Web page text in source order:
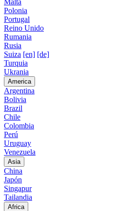
Malta
Polonia
Portugal
Reino Unido
Rumania
Rusia
Suiza [en] [de]
Turquia
Ukrania
America
Argentina
Bolivia
Brazil
Chile
Colombia
Perú
Uruguay
Venezuela
Asia
China
Japón
Singapur
Tailandia
Africa